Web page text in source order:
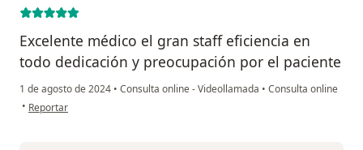
Excelente médico el gran staff eficiencia en
todo dedicación y preocupación por el paciente
1 de agosto de 2024 • Consulta online - Videollamada • Consulta online
• en opinión del usuario Stefania
Reportar